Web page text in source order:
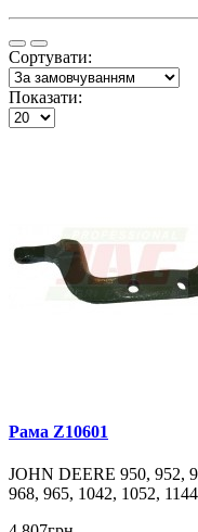
Сортувати:
Показати:
Рама Z10601
JOHN DEERE 950, 952,
968, 965, 1042, 1052,